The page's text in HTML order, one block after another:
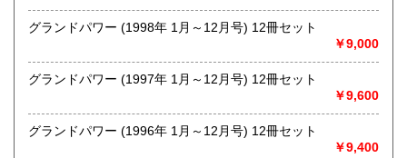
取り扱い分野
趣味、サブカルチャー、古書一般（その他）
グランドパワー (1998年 1月～12月号) 12冊セット
￥9,000
グランドパワー (1997年 1月～12月号) 12冊セット
￥9,600
グランドパワー (1996年 1月～12月号) 12冊セット
￥9,400